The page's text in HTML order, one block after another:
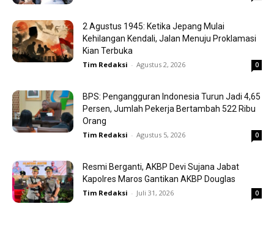
2 Agustus 1945: Ketika Jepang Mulai
Kehilangan Kendali, Jalan Menuju Proklamasi
Kian Terbuka
Tim Redaksi - Agustus 2, 2026 0
BPS: Pengangguran Indonesia Turun Jadi 4,65
Persen, Jumlah Pekerja Bertambah 522 Ribu
Orang
Tim Redaksi - Agustus 5, 2026 0
Resmi Berganti, AKBP Devi Sujana Jabat
Kapolres Maros Gantikan AKBP Douglas
Tim Redaksi - Juli 31, 2026 0